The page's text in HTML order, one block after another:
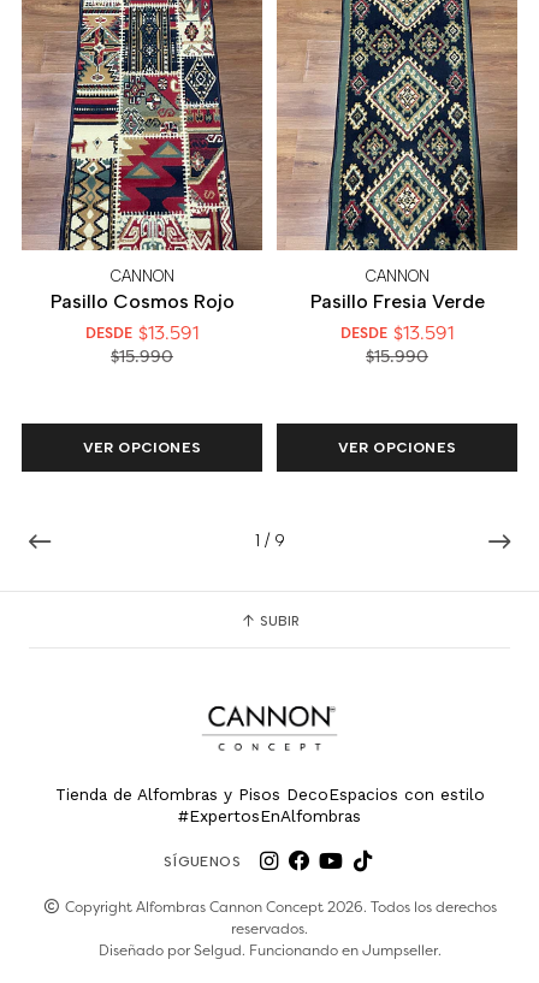
1 / 9
CANNON
Pasillo Cosmos Rojo
DESDE $13.591
$15.990
VER OPCIONES
CANNON
Pasillo Fresia Verde
DESDE $13.591
$15.990
VER OPCIONES
SUBIR
Tienda de Alfombras y Pisos DecoEspacios con estilo
#ExpertosEnAlfombras
SÍGUENOS
Copyright Alfombras Cannon Concept 2026. Todos los derechos
reservados.
Diseñado porSelgud. Funcionando enJumpseller.